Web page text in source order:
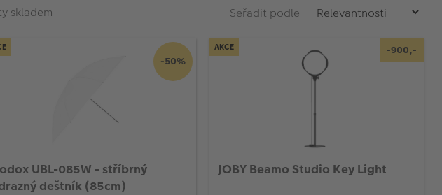
skladem Seřadit podle
-50%
UBL-085W - stříbrný
deštník (85cm)
AKCE -900,-
JOBY Beamo Studio Key Light